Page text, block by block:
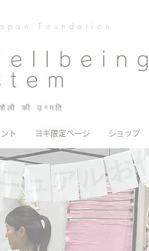
Foundation
की उन्नति
ト ヨギ限定ページ ショップ